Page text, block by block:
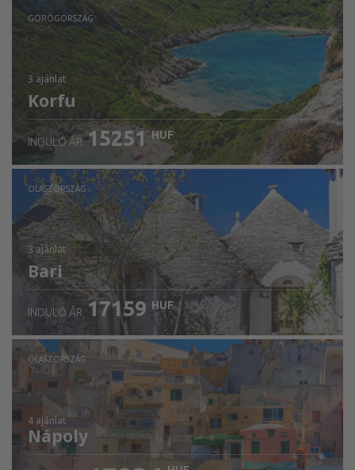
GÖRÖGORSZÁG
3 ajánlat
Korfu
INDULÓ ÁR 15251 HUF
OLASZORSZÁG
3 ajánlat
Bari
INDULÓ ÁR 17159 HUF
OLASZORSZÁG
4 ajánlat
Nápoly